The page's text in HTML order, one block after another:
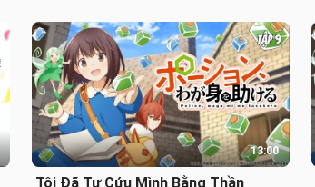
13:00
Tôi Đã Tự Cứu Mình Bằng Thần